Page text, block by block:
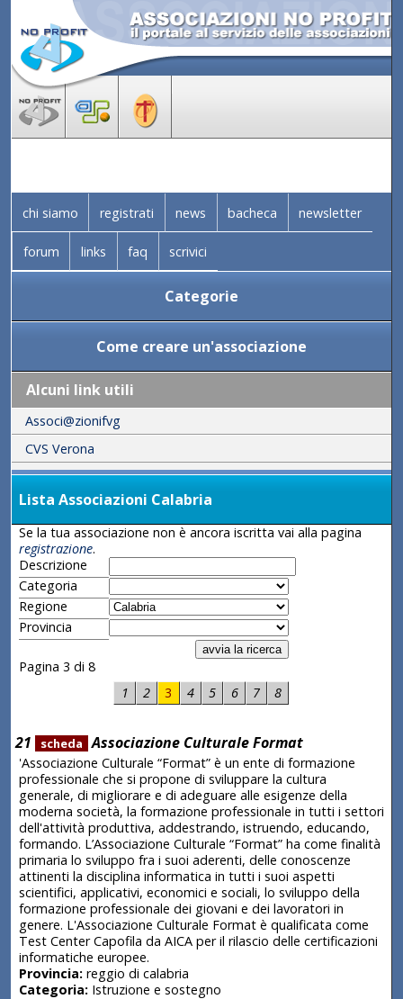
chi siamo registrati news bacheca newsletter
forum links faq scrivici
Categorie
Come creare un'associazione
Alcuni link utili
Associ@zionifvg
CVS Verona
Lista Associazioni Calabria
Se la tua associazione non è ancora iscritta vai alla pagina
registrazione.
Descrizione
Categoria
Regione
Provincia
Pagina 3 di 8
1
2 3 4 5 6 7 8
21 scheda Associazione Culturale Format
'Associazione Culturale “Format” è un ente di formazione
professionale che si propone di sviluppare la cultura
generale, di migliorare e di adeguare alle esigenze della
moderna società, la formazione professionale in tutti i settori
dell'attività produttiva, addestrando, istruendo, educando,
formando. L’Associazione Culturale “Format” ha come finalità
primaria lo sviluppo fra i suoi aderenti, delle conoscenze
attinenti la disciplina informatica in tutti i suoi aspetti
scientifici, applicativi, economici e sociali, lo sviluppo della
formazione professionale dei giovani e dei lavoratori in
genere. L'Associazione Culturale Format è qualificata come
Test Center Capofila da AICA per il rilascio delle certificazioni
informatiche europee.
Provincia:reggio di calabria
Categoria:Istruzione e sostegno